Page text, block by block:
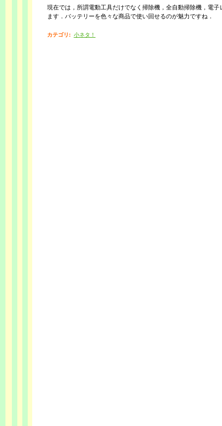
現在では，所謂電動工具だけでなく掃除機，全自動掃除機，電
ます．バッテリーを色々な商品で使い回せるのが魅力ですね．
カテゴリ : 小ネタ！